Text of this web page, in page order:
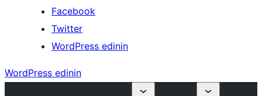
Facebook
Twitter
WordPress edinin
WordPress edinin